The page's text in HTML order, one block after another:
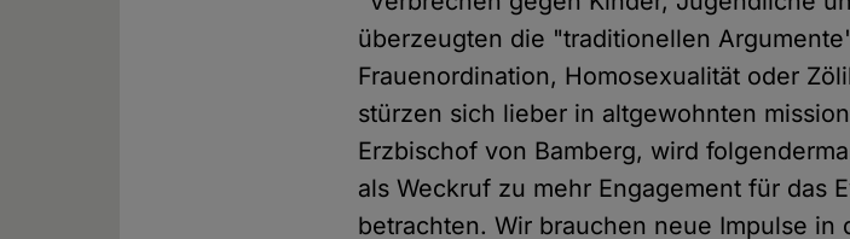
überzeugten die "traditionellen
Frauenordination, Homosexualität oder
stürzen sich lieber in altgewohnten
Erzbischof von Bamberg, wird
als Weckruf zu mehr Engagement für das
betrachten. Wir brauchen neue Impulse in